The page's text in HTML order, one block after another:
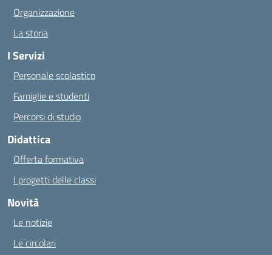
Organizzazione
La storia
I Servizi
Personale scolastico
Famiglie e studenti
Percorsi di studio
Didattica
Offerta formativa
I progetti delle classi
Novità
Le notizie
Le circolari